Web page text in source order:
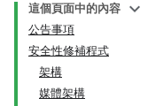
這個頁面中的內容
公告事項
安全性修補程式
架構
媒體架構